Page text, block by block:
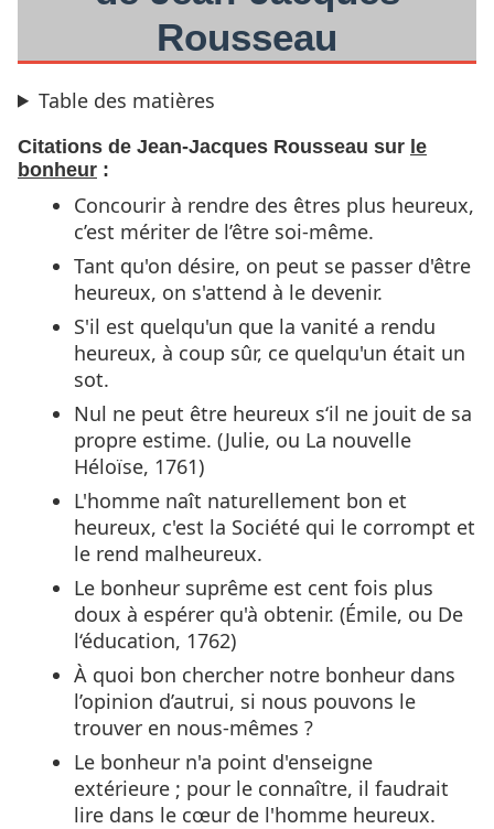
Rousseau
Table des matières
Citations de Jean-Jacques Rousseau sur le
bonheur :
Concourir à rendre des êtres plus heureux,
c’est mériter de l’être soi-même.
Tant qu'on désire, on peut se passer d'être
heureux, on s'attend à le devenir.
S'il est quelqu'un que la vanité a rendu
heureux, à coup sûr, ce quelqu'un était un
sot.
Nul ne peut être heureux s‘il ne jouit de sa
propre estime. (Julie, ou La nouvelle
Héloïse, 1761)
L'homme naît naturellement bon et
heureux, c'est la Société qui le corrompt et
le rend malheureux.
Le bonheur suprême est cent fois plus
doux à espérer qu'à obtenir. (Émile, ou De
l‘éducation, 1762)
À quoi bon chercher notre bonheur dans
l’opinion d’autrui, si nous pouvons le
trouver en nous-mêmes ?
Le bonheur n'a point d'enseigne
extérieure ; pour le connaître, il faudrait
lire dans le cœur de l'homme heureux.